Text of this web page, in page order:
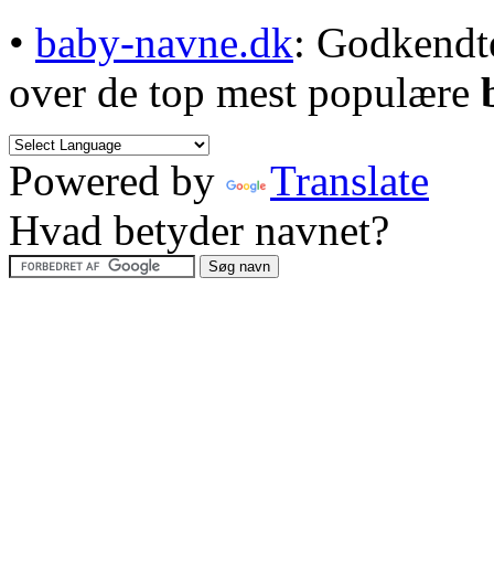
• baby-navne.dk:
over de top mest populære
Powered by
Translate
Hvad betyder navnet?